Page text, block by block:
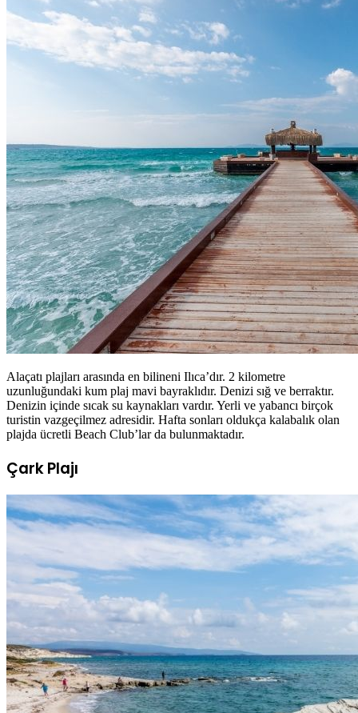
Alaçatı plajları arasında en bilineni Ilıca’dır. 2 kilometre
uzunluğundaki kum plaj mavi bayraklıdır. Denizi sığ ve berraktır.
Denizin içinde sıcak su kaynakları vardır. Yerli ve yabancı birçok
turistin vazgeçilmez adresidir. Hafta sonları oldukça kalabalık olan
plajda ücretli Beach Club’lar da bulunmaktadır.
Çark Plajı